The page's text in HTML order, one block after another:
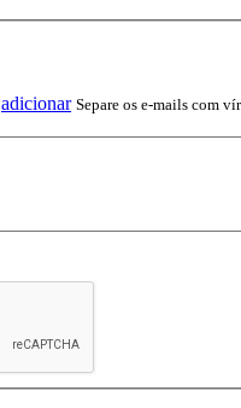
adicionar Separe os e-mails com